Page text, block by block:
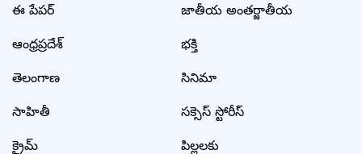
ఈ పేపర్
ఆంధ్రప్రదేశ్
తెలంగాణ
సాహితీ
క్రైమ్
జాతీయ అంతర్జాతీయ
భక్తి
సినిమా
సక్సెస్ స్టోరీస్
పిల్లలకు